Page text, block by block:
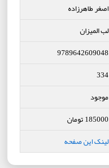
اصغر طاهرزاده
لب المیزان
9789642609048
334
موجود
185000تومان
لینک این صفحه